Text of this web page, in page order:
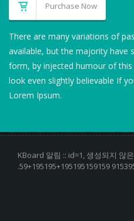
Purchase Now
There are many variations of
available, but the majority have
form, by injected humour of
look even slightly believable If
Lorem Ipsum.
KBoard 알림 :: id=1, 생성되지 않
.59+195195+195195159159